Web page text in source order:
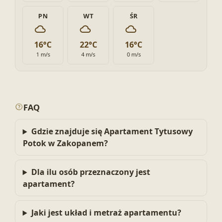
PN
16°C
1 m/s
WT
22°C
4 m/s
ŚR
16°C
0 m/s
FAQ
Gdzie znajduje się Apartament Tytusowy
Potok w Zakopanem?
Dla ilu osób przeznaczony jest
apartament?
Jaki jest układ i metraż apartamentu?